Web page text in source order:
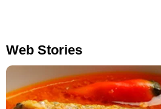
Web Stories